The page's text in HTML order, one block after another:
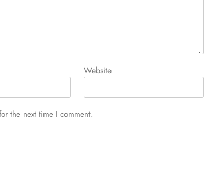
Website
the next time I comment.